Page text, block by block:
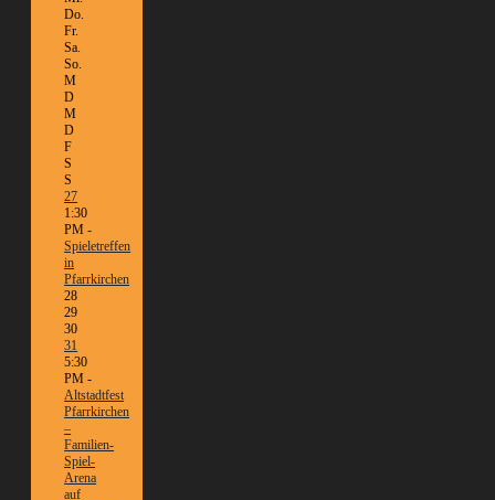
Do.
Fr.
Sa.
So.
M
D
M
D
F
S
S
27
1:30
PM -
Spieletreffen
in
Pfarrkirchen
28
29
30
31
5:30
PM -
Altstadtfest
Pfarrkirchen
–
Familien-
Spiel-
Arena
auf